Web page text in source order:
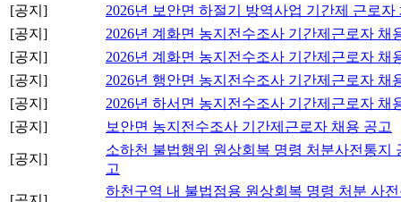
[공지]
2026년 보안면 하절기 방역사업 기간제 근로자
[공지]
2026년 계화면 농지전수조사 기간제근로자 채
[공지]
2026년 계화면 농지전수조사 기간제근로자 채
[공지]
2026년 행안면 농지전수조사 기간제근로자 채
[공지]
2026년 하서면 농지전수조사 기간제근로자 채
[공지]
보안면 농지전수조사 기간제근로자 채용 공고
[공지]
소하천 불법행위 원상회복 명령 처분사전통지
고
하천구역 내 불법점용 원상회복 명령 처분 사